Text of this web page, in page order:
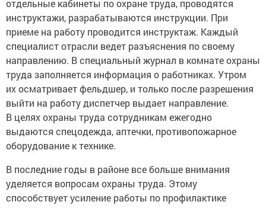
отдельные кабинеты по охране труда, проводятся
инструктажи, разрабатываются инструкции. При
приеме на работу проводится инструктаж. Каждый
специалист отрасли ведет разъяснения по своему
направлению. В специальный журнал в комнате охраны
труда заполняется информация о работниках. Утром
их осматривает фельдшер, и только после разрешения
выйти на работу диспетчер выдает направление.
В целях охраны труда сотрудникам ежегодно
выдаются спецодежда, аптечки, противопожарное
оборудование к технике.
В последние годы в районе все больше внимания
уделяется вопросам охраны труда. Этому
способствует усиление работы по профилактике